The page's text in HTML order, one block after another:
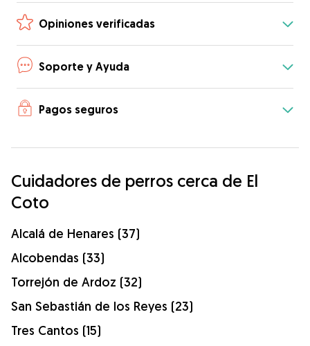
Opiniones verificadas
Soporte y Ayuda
Pagos seguros
Cuidadores de perros cerca de El
Coto
Alcalá de Henares (37)
Alcobendas (33)
Torrejón de Ardoz (32)
San Sebastián de los Reyes (23)
Tres Cantos (15)